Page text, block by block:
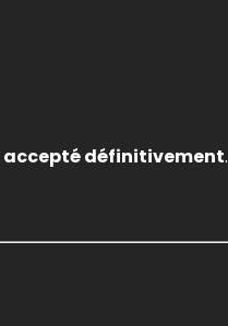
accepté définitivement.